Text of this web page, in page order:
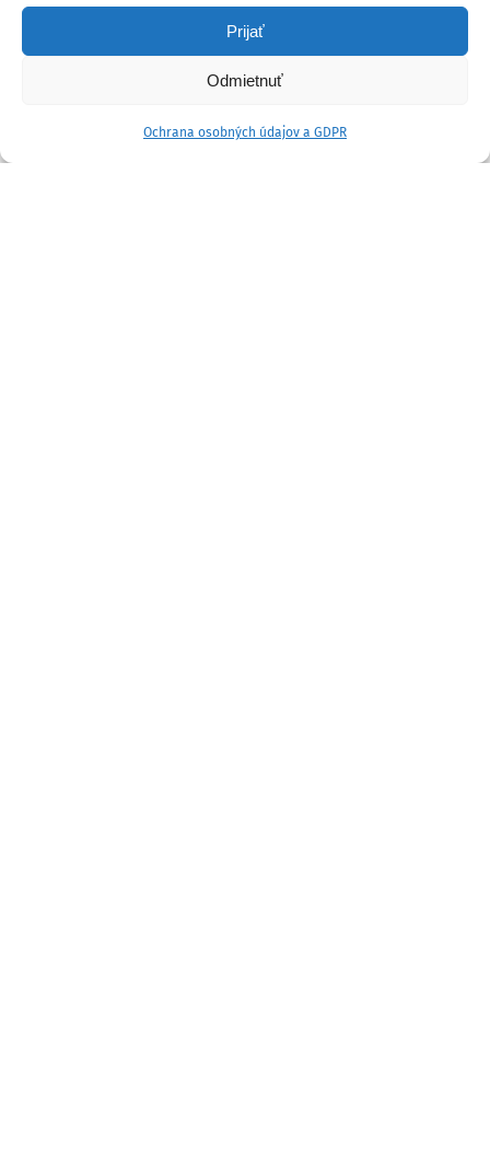
Prijať
Odmietnuť
Ochrana osobných údajov a GDPR